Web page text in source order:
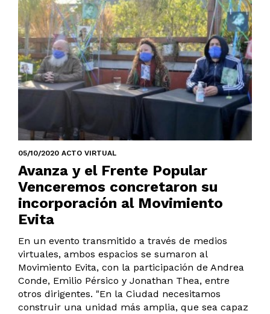
05/10/2020 ACTO VIRTUAL
Avanza y el Frente Popular
Venceremos concretaron su
incorporación al Movimiento
Evita
En un evento transmitido a través de medios
virtuales, ambos espacios se sumaron al
Movimiento Evita, con la participación de Andrea
Conde, Emilio Pérsico y Jonathan Thea, entre
otros dirigentes. "En la Ciudad necesitamos
construir una unidad más amplia, que sea capaz